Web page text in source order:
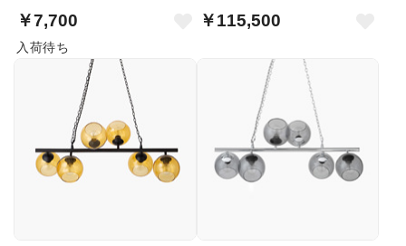
￥7,700
入荷待ち
￥115,500